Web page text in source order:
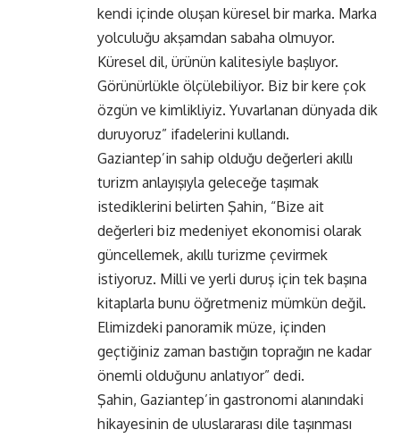
kendi içinde oluşan küresel bir marka. Marka
yolculuğu akşamdan sabaha olmuyor.
Küresel dil, ürünün kalitesiyle başlıyor.
Görünürlükle ölçülebiliyor. Biz bir kere çok
özgün ve kimlikliyiz. Yuvarlanan dünyada dik
duruyoruz” ifadelerini kullandı.
Gaziantep’in sahip olduğu değerleri akıllı
turizm anlayışıyla geleceğe taşımak
istediklerini belirten Şahin, “Bize ait
değerleri biz medeniyet ekonomisi olarak
güncellemek, akıllı turizme çevirmek
istiyoruz. Milli ve yerli duruş için tek başına
kitaplarla bunu öğretmeniz mümkün değil.
Elimizdeki panoramik müze, içinden
geçtiğiniz zaman bastığın toprağın ne kadar
önemli olduğunu anlatıyor” dedi.
Şahin, Gaziantep’in gastronomi alanındaki
hikayesinin de uluslararası dile taşınması